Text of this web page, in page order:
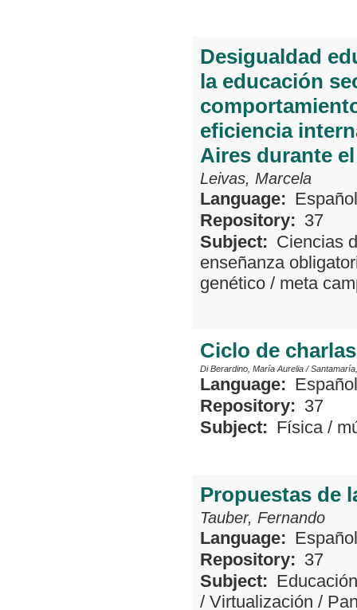
Desigualdad
la educación
eficiencia
Aires durante
Leivas, Marcela
Language: Español
Repository: 37
Subject: Ciencias
enseñanza
genético / meta
Ciclo de
Di Berardino, María Aurelia /
Language: Español
Repository: 37
Subject: Física/
Propuestas de
Tauber, Fernando
Language: Español
Repository: 37
Subject: Educación
/ Virtualización /